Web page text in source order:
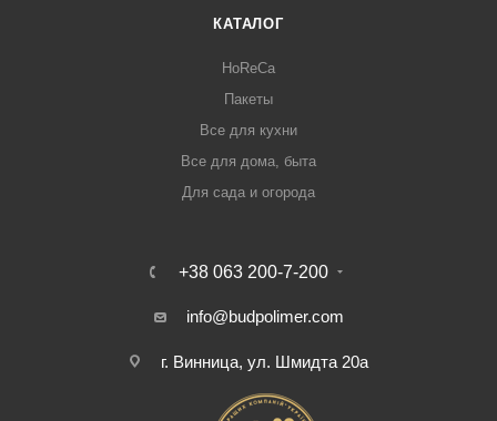
КАТАЛОГ
HoReCa
Пакеты
Все для кухни
Все для дома, быта
Для сада и огорода
+38 063 200-7-200
info@budpolimer.com
г. Винница, ул. Шмидта 20а